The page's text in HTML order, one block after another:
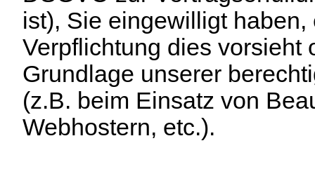
ist), Sie eingewilligt
Verpflichtung dies vorsieht
Grundlage unserer
(z.B. beim Einsatz von
Webhostern, etc.).